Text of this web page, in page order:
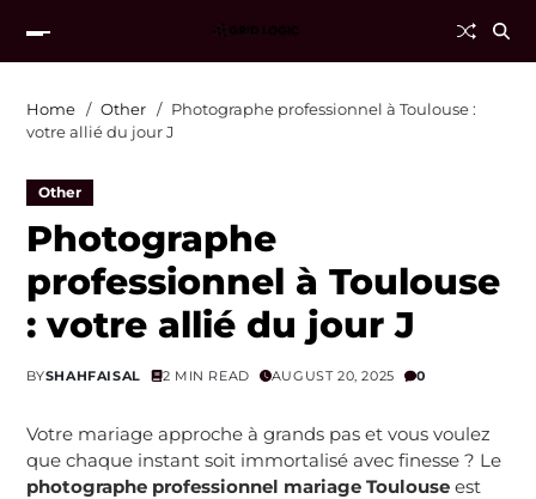
Home Other
Photographe professionnel à Toulouse :
votre allié du jour J
Other
Photographe
professionnel à Toulouse
: votre allié du jour J
BYSHAHFAISAL 2 MIN READ AUGUST 20, 2025 0
Votre mariage approche à grands pas et vous voulez
que chaque instant soit immortalisé avec finesse ? Le
photographe professionnel mariage Toulouseest